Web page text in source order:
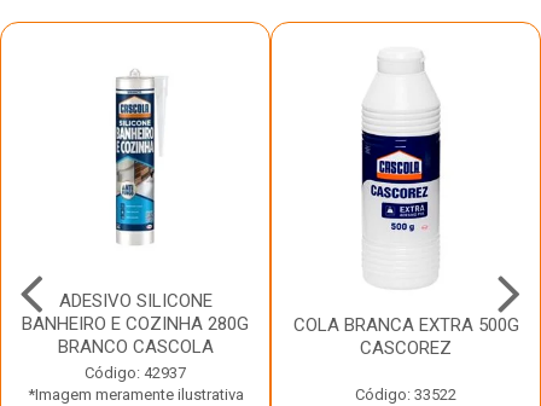
ADESIVO SILICONE
BANHEIRO E COZINHA 280G
BRANCO CASCOLA
Código: 42937
*Imagem meramente ilustrativa
COLA BRANCA EXTRA 500G
CASCOREZ
Código: 33522